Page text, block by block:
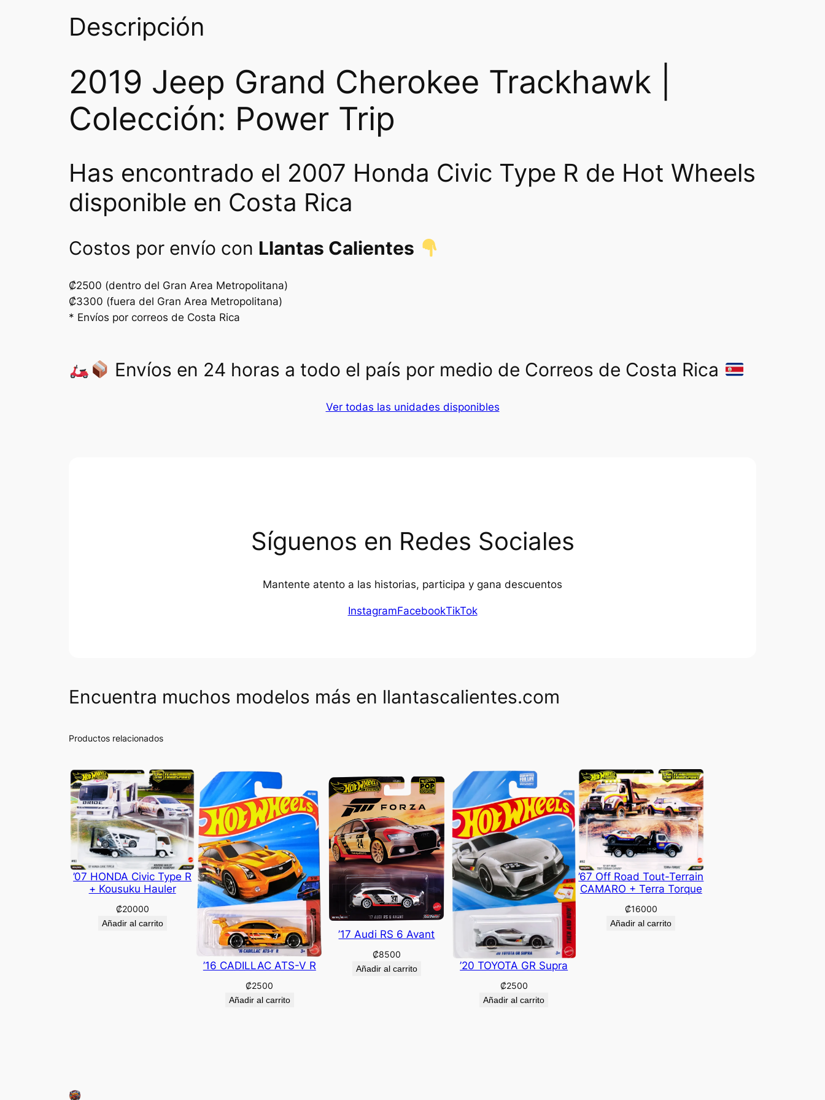
Descripción
2019 Jeep Grand Cherokee Trackhawk |
Colección: Power Trip
Has encontrado el 2007 Honda Civic Type R de Hot Wheels
disponible en Costa Rica
Costos por envío con Llantas Calientes
₡2500 (dentro del Gran Area Metropolitana)
₡3300 (fuera del Gran Area Metropolitana)
* Envíos por correos de Costa Rica
Envíos en 24 horas a todo el país por medio de Correos de Costa Rica
Ver todas las unidades disponibles
Síguenos en Redes Sociales
Mantente atento a las historias, participa y gana descuentos
InstagramFacebookTikTok
Encuentra muchos modelos más en llantascalientes.com
Productos relacionados
’07 HONDA Civic Type R
+ Kousuku Hauler
₡20000
Añadir al carrito
’16 CADILLAC ATS-V R
₡2500
Añadir al carrito
’17 Audi RS 6 Avant
₡8500
Añadir al carrito ’20 TOYOTA GR Supra
₡2500
Añadir al carrito
’67 Off Road Tout-Terrain
CAMARO + Terra Torque
₡16000
Añadir al carrito